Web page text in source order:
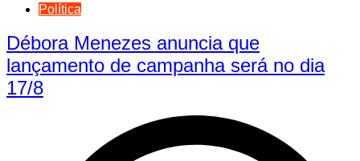
Política
Débora Menezes anuncia que
lançamento de campanha será no dia
17/8